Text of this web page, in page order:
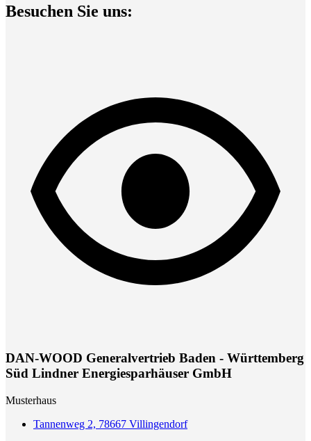
Besuchen Sie uns:
DAN-WOOD Generalvertrieb Baden - Württemberg
Süd Lindner Energiesparhäuser GmbH
Musterhaus
Tannenweg 2, 78667 Villingendorf